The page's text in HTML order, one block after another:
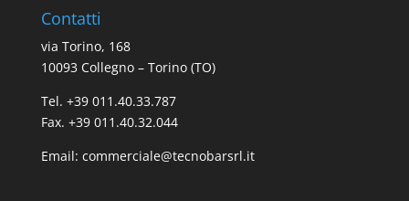
Contatti
via Torino, 168
10093 Collegno – Torino (TO)
Tel. +39 011.40.33.787
Fax. +39 011.40.32.044
Email: commerciale@tecnobarsrl.it